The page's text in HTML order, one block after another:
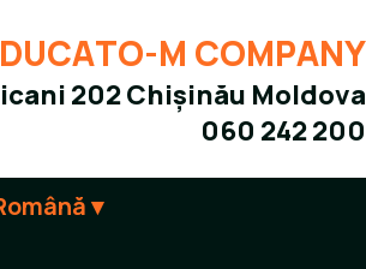
DUCATO-M COMPANY
202 Chișinău Moldova
060 242 200